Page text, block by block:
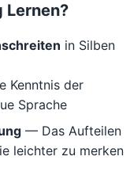
Lernen?
in Silben
Kenntnis der
Sprache
— Das Aufteilen
leichter zu merken